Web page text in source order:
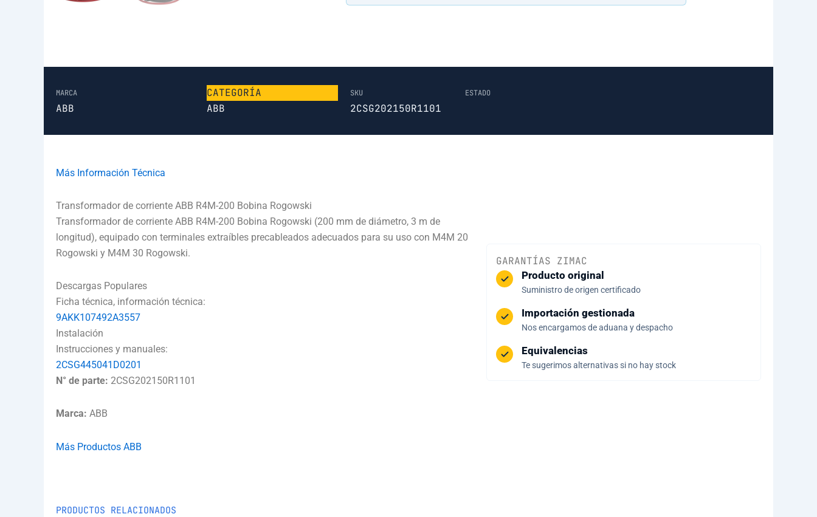
MARCA
ABB
CATEGORÍA
ABB
SKU
2CSG202150R1101
ESTADO
Más Información Técnica
Transformador de corriente ABB R4M-200 Bobina Rogowski
Transformador de corriente ABB R4M-200 Bobina Rogowski (200 mm de diámetro, 3 m de
longitud), equipado con terminales extraíbles precableados adecuados para su uso con M4M 20
Rogowski y M4M 30 Rogowski.
Descargas Populares
Ficha técnica, información técnica:
9AKK107492A3557
Instalación
Instrucciones y manuales:
2CSG445041D0201
N° de parte: 2CSG202150R1101
Marca: ABB
Más Productos ABB
GARANTÍAS ZIMAC
Producto original
Suministro de origen certificado
Importación gestionada
Nos encargamos de aduana y despacho
Equivalencias
Te sugerimos alternativas si no hay stock
PRODUCTOS RELACIONADOS